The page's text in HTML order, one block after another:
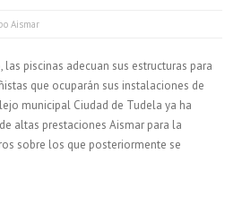
Aismar
las piscinas adecuan sus estructuras para
que ocuparán sus instalaciones de
municipal Ciudad de Tudela ya ha
altas prestaciones Aismar para la
sobre los que posteriormente se